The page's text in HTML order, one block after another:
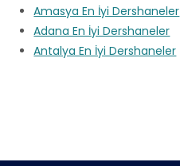
Amasya En İyi Dershaneler
Adana En İyi Dershaneler
Antalya En İyi Dershaneler